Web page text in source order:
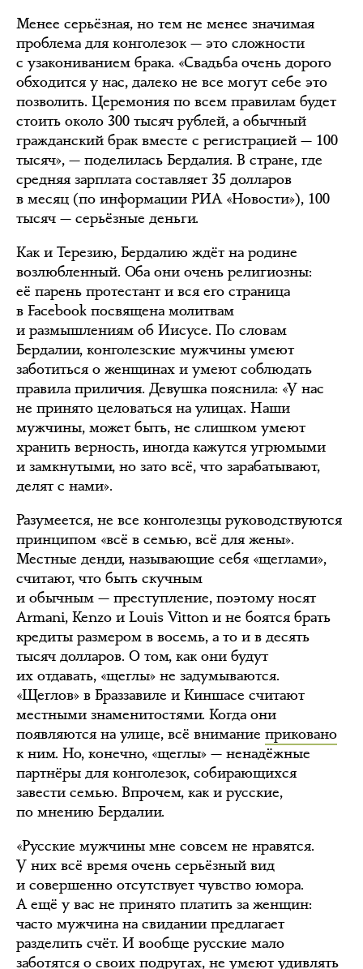
Менее серьёзная, но тем не менее значимая
проблема для конголезок — это сложности
с узакониванием брака. «Свадьба очень дорого
обходится у нас, далеко не все могут себе это
позволить. Церемония по всем правилам будет
стоить около 300 тысяч рублей, а обычный
гражданский брак вместе с регистрацией — 100
тысяч», — поделилась Бердалия. В стране, где
средняя зарплата составляет 35 долларов
в месяц (по информации РИА «Новости»), 100
тысяч — серьёзные деньги.
Как и Терезию, Бердалию ждёт на родине
возлюбленный. Оба они очень религиозны:
её парень протестант и вся его страница
в Facebook посвящена молитвам
и размышлениям об Иисусе. По словам
Бердалии, конголезские мужчины умеют
заботиться о женщинах и умеют соблюдать
правила приличия. Девушка пояснила: «У нас
не принято целоваться на улицах. Наши
мужчины, может быть, не слишком умеют
хранить верность, иногда кажутся угрюмыми
и замкнутыми, но зато всё, что зарабатывают,
делят с нами».
Разумеется, не все конголезцы руководствуются
принципом «всё в семью, всё для жены».
Местные денди, называющие себя «щеглами»,
считают, что быть скучным
и обычным — преступление, поэтому носят
Armani, Kenzo и Louis Vitton и не боятся брать
кредиты размером в восемь, а то и в десять
тысяч долларов. О том, как они будут
их отдавать, «щеглы» не задумываются.
«Щеглов» в Браззавиле и Киншасе считают
местными знаменитостями. Когда они
появляются на улице, всё внимание приковано
к ним. Но, конечно, «щеглы» — ненадёжные
партнёры для конголезок, собирающихся
завести семью. Впрочем, как и русские,
по мнению Бердалии.
«Русские мужчины мне совсем не нравятся.
У них всё время очень серьёзный вид
и совершенно отсутствует чувство юмора.
А ещё у вас не принято платить за женщин:
часто мужчина на свидании предлагает
разделить счёт. И вообще русские мало
заботятся о своих подругах, не умеют удивлять